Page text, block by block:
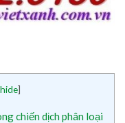
hide]
chiến dịch phân loại